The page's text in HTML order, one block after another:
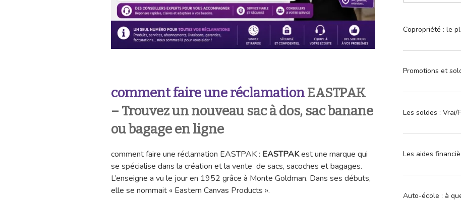
comment faire une réclamationEASTPAK
– Trouvez un nouveau sac à dos, sac banane
ou bagage en ligne
comment faire une réclamation EASTPAK : EASTPAKest une marque qui
se spécialise dans la création et la vente de sacs, sacoches et bagages.
L’enseigne a vu le jour en 1952 grâce à Monte Goldman. Dans ses débuts,
elle se nommait « Eastern Canvas Products ».
:
Copropriété : le
Promotions et
Les soldes : Vrai/
Les aides
Auto-école : à